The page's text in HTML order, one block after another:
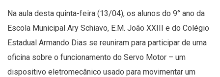
Na aula desta quinta-feira (13/04), os alunos do 9° ano da
Escola Municipal Ary Schiavo, E.M. João XXIII e do Colégio
Estadual Armando Dias se reuniram para participar de uma
oficina sobre o funcionamento do Servo Motor – um
dispositivo eletromecânico usado para movimentar um